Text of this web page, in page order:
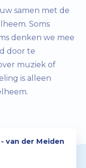
samen met de
Soms
denken we mee
door te
muziek of
is alleen
van der Meiden